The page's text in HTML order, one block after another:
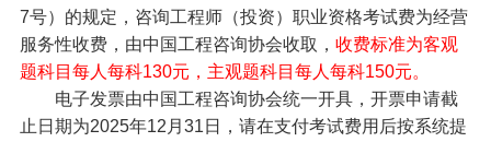
7号）的规定，咨询工程师（投资）职业资格考试费为经营
服务性收费，由中国工程咨询协会收取，收费标准为客观
题科目每人每科130元，主观题科目每人每科150元。
电子发票由中国工程咨询协会统一开具，开票申请截
止日期为2025年12月31日，请在支付考试费用后按系统提